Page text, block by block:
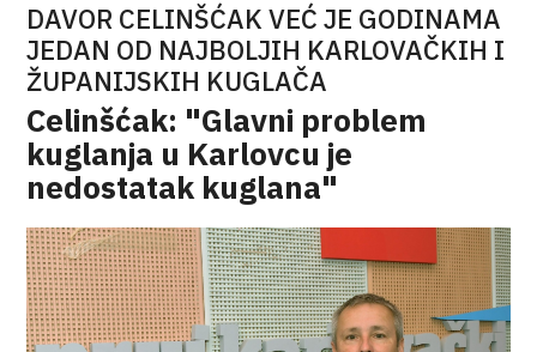
DAVOR CELINŠĆAK VEĆ JE GODINAMA
JEDAN OD NAJBOLJIH KARLOVAČKIH I
ŽUPANIJSKIH KUGLAČA
Celinšćak: "Glavni problem
kuglanja u Karlovcu je
nedostatak kuglana"